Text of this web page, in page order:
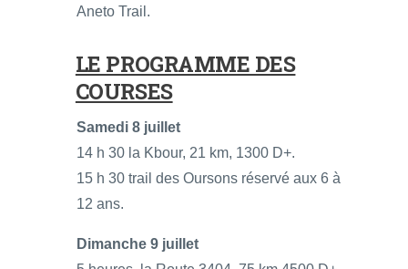
Aneto Trail.
LE PROGRAMME DES
COURSES
Samedi 8 juillet
14 h 30 la Kbour, 21 km, 1300 D+.
15 h 30 trail des Oursons réservé aux 6 à
12 ans.
Dimanche 9 juillet